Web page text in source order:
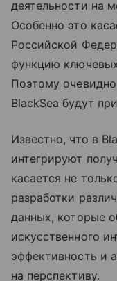
деятельности на
Особенно это
Российской
функцию
Поэтому
BlackSea будут
Известно, что в
интегрируют
касается не
разработки
данных, которые
искусственного
эффективность и
на перспективу.